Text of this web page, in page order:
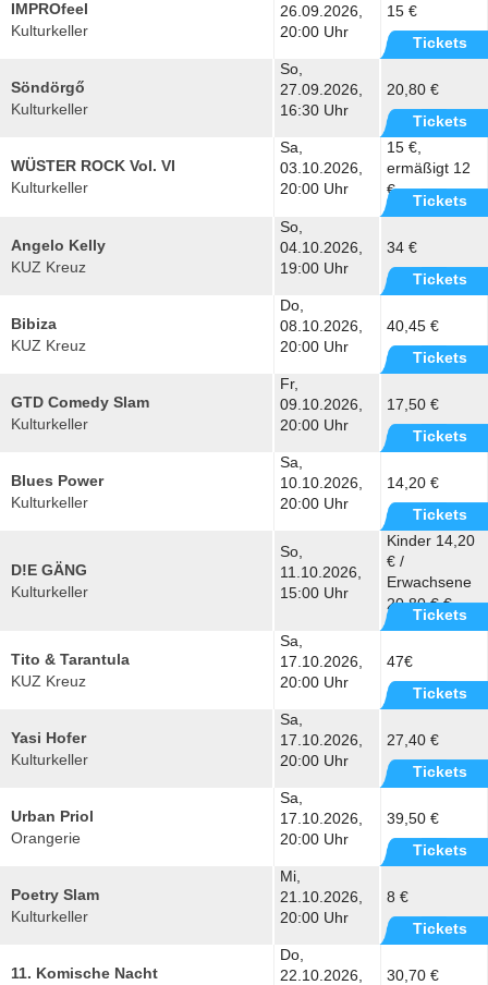
IMPROfeel
Kulturkeller
26.09.2026,
20:00 Uhr
15 €
Tickets
Söndörgő
Kulturkeller
So,
27.09.2026,
16:30 Uhr
20,80 €
Tickets
WÜSTER ROCK Vol. VI
Kulturkeller
Sa,
03.10.2026,
20:00 Uhr
15 €,
ermäßigt 12
€
Tickets
Angelo Kelly
KUZ Kreuz
So,
04.10.2026,
19:00 Uhr
34 €
Tickets
Bibiza
KUZ Kreuz
Do,
08.10.2026,
20:00 Uhr
40,45 €
Tickets
GTD Comedy Slam
Kulturkeller
Fr,
09.10.2026,
20:00 Uhr
17,50 €
Tickets
Blues Power
Kulturkeller
Sa,
10.10.2026,
20:00 Uhr
14,20 €
Tickets
D!E GÄNG
Kulturkeller
So,
11.10.2026,
15:00 Uhr
Kinder 14,20
€ /
Erwachsene
20,80 € €
Tickets
Tito & Tarantula
KUZ Kreuz
Sa,
17.10.2026,
20:00 Uhr
47€
Tickets
Yasi Hofer
Kulturkeller
Sa,
17.10.2026,
20:00 Uhr
27,40 €
Tickets
Urban Priol
Orangerie
Sa,
17.10.2026,
20:00 Uhr
39,50 €
Tickets
Poetry Slam
Kulturkeller
Mi,
21.10.2026,
20:00 Uhr
8 €
Tickets
11. Komische Nacht
Do,
22.10.2026,
30,70 €